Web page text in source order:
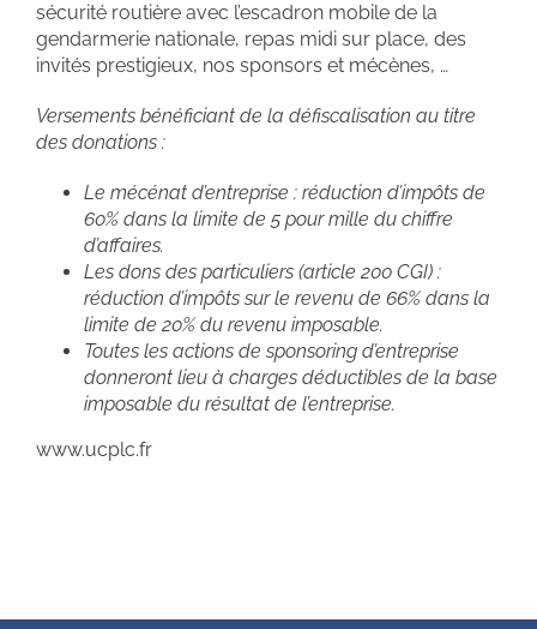
sécurité routière avec l’escadron mobile de la
gendarmerie nationale, repas midi sur place, des
invités prestigieux, nos sponsors et mécènes, …
Versements bénéficiant de la défiscalisation au titre
des donations :
Le mécénat d’entreprise : réduction d’impôts de
60% dans la limite de 5 pour mille du chiffre
d’affaires.
Les dons des particuliers (article 200 CGI) :
réduction d’impôts sur le revenu de 66% dans la
limite de 20% du revenu imposable.
Toutes les actions de sponsoring d’entreprise
donneront lieu à charges déductibles de la base
imposable du résultat de l’entreprise.
www.ucplc.fr